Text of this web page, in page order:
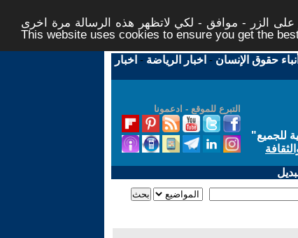
الزر - موافق - لكي لاتظهر هذه الرسالة مرة اخرى -
This website uses cookies to ensure you get the
حقوق الإنسان - اخبار الرياضة - اخبار
التبرع للموقع - ادعمونا
للجميع"